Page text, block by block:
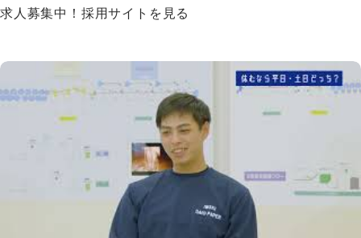
求人募集中！採用サイトを見る